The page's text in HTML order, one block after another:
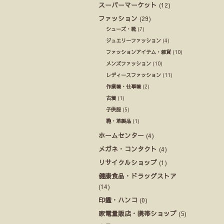
スーパーマーケット (12)
ファッション (29)
シューズ・靴(7)
ジュエリーファッション (4)
ファッションアイテム・雑貨 (10)
メンズファッション (10)
レディースファッション (11)
作業着・仕事着 (2)
古着 (1)
子供服 (5)
鞄・革製品 (1)
ホームセンター (4)
メガネ・コンタクト (4)
リサイクルショップ (1)
健康食品・ドラッグストア
(14)
印鑑・ハンコ (0)
家電量販店・携帯ショップ (5)